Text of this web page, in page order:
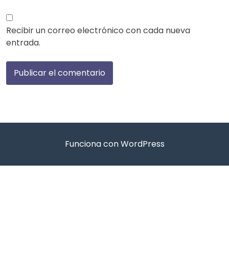
Recibir un correo electrónico con cada nueva
entrada.
Funciona con WordPress